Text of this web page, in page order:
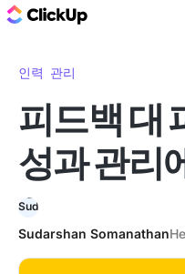
인력 관리
피드백 대
성과 관리
Sudarshan Somanathan